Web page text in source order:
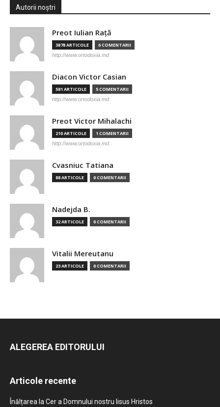
Autorii noștri
Preot Iulian Raţă
3878 ARTICOLE 6 COMENTARII
http://www.ortodoxia.md
Diacon Victor Casian
581 ARTICOLE 5 COMENTARII
http://www.ortodoxia.md
Preot Victor Mihalachi
210 ARTICOLE 1 COMENTARII
http://www.ortodoxia.md
Cvasniuc Tatiana
88 ARTICOLE 0 COMENTARII
Nadejda B.
32 ARTICOLE 0 COMENTARII
Vitalii Mereutanu
23 ARTICOLE 0 COMENTARII
ALEGEREA EDITORULUI
Articole recente
Înălțarea la Cer a Domnului nostru Iisus Hristos